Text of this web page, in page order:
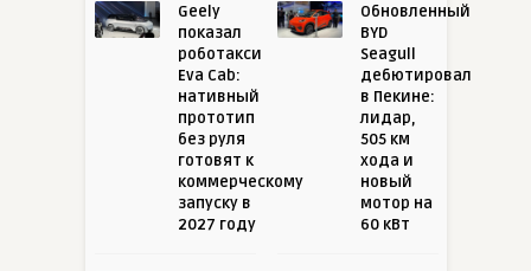
Geely
показал
роботакси
Eva Cab:
нативный
прототип
без руля
готовят к
коммерческому
запуску в
2027 году
Обновленный
BYD
Seagull
дебютировал
в Пекине:
лидар,
505 км
хода и
новый
мотор на
60 кВт